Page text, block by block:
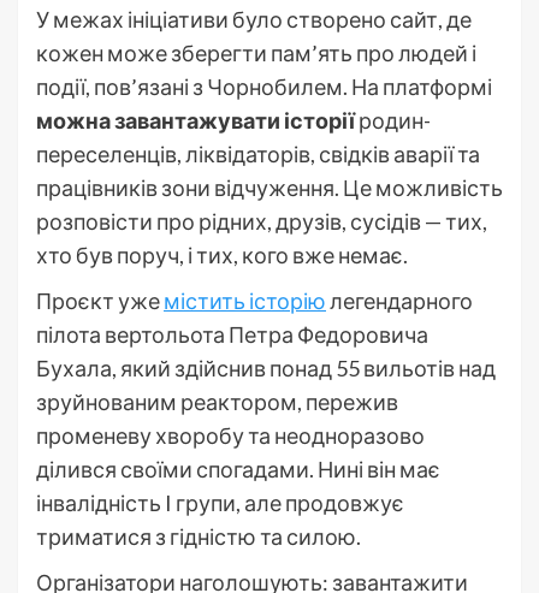
У межах ініціативи було створено сайт, де
кожен може зберегти пам’ять про людей і
події, пов’язані з Чорнобилем. На платформі
можна завантажувати історіїродин-
переселенців, ліквідаторів, свідків аварії та
працівників зони відчуження. Це можливість
розповісти про рідних, друзів, сусідів — тих,
хто був поруч, і тих, кого вже немає.
Проєкт ужемістить історіюлегендарного
пілота вертольота Петра Федоровича
Бухала, який здійснив понад 55 вильотів над
зруйнованим реактором, пережив
променеву хворобу та неодноразово
ділився своїми спогадами. Нині він має
інвалідність I групи, але продовжує
триматися з гідністю та силою.
Організатори наголошують: завантажити